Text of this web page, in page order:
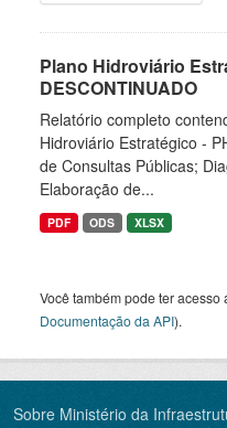
Plano Hidroviário
DESCONTINUADO
Relatório completo
Hidroviário Estratégico -
de Consultas Públicas;
Elaboração de...
PDF ODS XLSX
Você também pode ter
Documentação da API).
Sobre Ministério da